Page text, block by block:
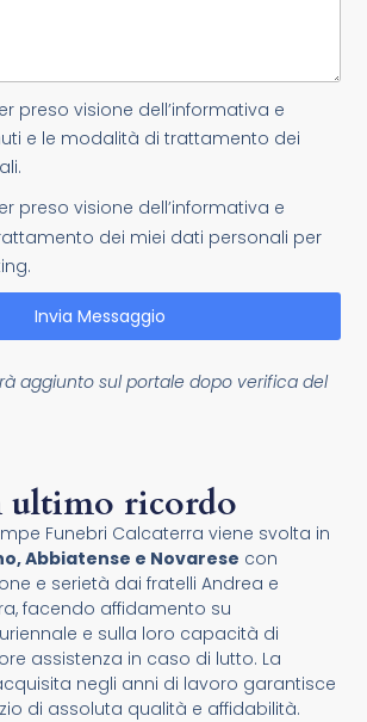
ultimo ricordo
Funebri Calcaterra viene svolta in
Abbiatense e Novarese con
e serietà dai fratelli Andrea e
facendo affidamento su
e sulla loro capacità di
assistenza in caso di lutto. La
negli anni di lavoro garantisce
di assoluta qualità e affidabilità.
preso visione dell’informativa e
e le modalità di trattamento dei
preso visione dell’informativa e
dei miei dati personali per
Invia Messaggio
aggiunto sul portale dopo verifica del